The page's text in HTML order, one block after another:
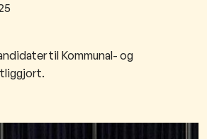
til Kommunal- og